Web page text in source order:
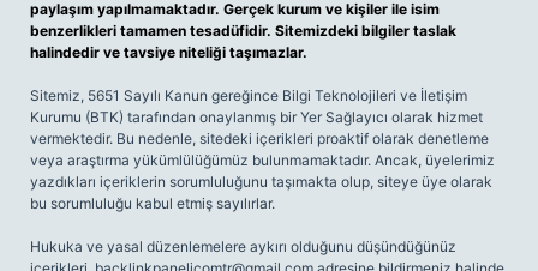
paylaşım yapılmamaktadır. Gerçek kurum ve kişiler ile isim
benzerlikleri tamamen tesadüfidir. Sitemizdeki bilgiler taslak
halindedir ve tavsiye niteliği taşımazlar.
Sitemiz, 5651 Sayılı Kanun gereğince Bilgi Teknolojileri ve İletişim
Kurumu (BTK) tarafından onaylanmış bir Yer Sağlayıcı olarak hizmet
vermektedir. Bu nedenle, sitedeki içerikleri proaktif olarak denetleme
veya araştırma yükümlülüğümüz bulunmamaktadır. Ancak, üyelerimiz
yazdıkları içeriklerin sorumluluğunu taşımakta olup, siteye üye olarak
bu sorumluluğu kabul etmiş sayılırlar.
Hukuka ve yasal düzenlemelere aykırı olduğunu düşündüğünüz